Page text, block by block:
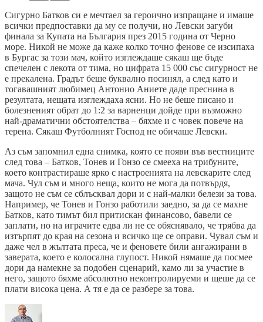
Сигурно Батков си е мечтаел за героично изпращане и имаше
всички предпоставки да му се получи, но Левски загуби
финала за Купата на България през 2015 година от Черно
море. Никой не може да каже колко точно фенове се изсипаха
в Бургас за този мач, който изглеждаше сякаш ще бъде
спечелен с лекота от тима, но цифрата 15 000 със сигурност не
е прекалена. Градът беше буквално посинял, а след като и
тогавашният любимец Антонио Аниете даде преснина в
резултата, нещата изглеждаха ясни. Но не беше писано и
болезненият обрат до 1:2 за варненци дойде при възможно
най-драматични обстоятелства – бяхме и с човек повече на
терена. Сякаш Футболният Господ не обичаше Левски.
Аз съм запомнил една снимка, която се появи във вестниците
след това – Батков, Тонев и Гонзо се смееха на трибуните,
което контрастираше ярко с настроенията на левскарите след
мача. Чул съм и много неща, които не мога да потвърдя,
защото не съм се сблъсквал дори и с най-малки белези за това.
Например, че Тонев и Гонзо работили заедно, за да се махне
Батков, като тимът бил притискан финансово, бавели се
заплати, но на играчите едва ли не се обяснявало, че трябва да
изтърпят до края на сезона и всичко ще се оправи. Чувал съм и
даже чел в жълтата преса, че и феновете били ангажирани в
заверата, което е колосална глупост. Никой нямаше да посмее
дори да намекне за подобен сценарий, камо ли за участие в
него, защото бяхме абсолютно неконтролируеми и щеше да се
плати висока цена. А тя е да се разбере за това.